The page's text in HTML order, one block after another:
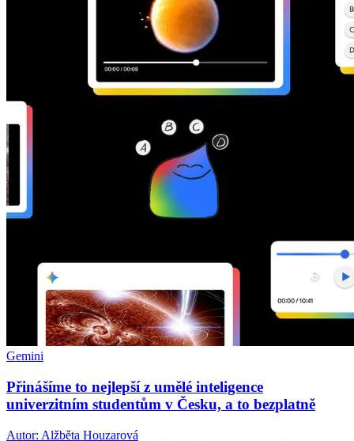
Gemini
Přinášíme to nejlepší z umělé inteligence
univerzitním studentům v Česku, a to bezplatně
Autor: Alžběta Houzarová